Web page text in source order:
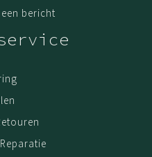
bericht